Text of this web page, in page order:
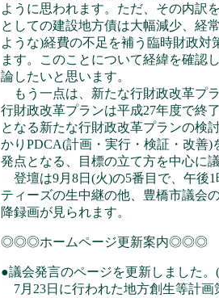
ように思われます。ただ、その内訳
としての建設地方債は大幅減少、経
ような)経費の不足を補う臨時財政対
ます。このことについて経緯を確認
論したいと思います。
もう一点は、新たな行財政改革プ
行財政改革プランは平成27年度で終
となる新たな行財政改革プランの検
かりPDCA(計画・実行・検証・改善)
発点となる、目標の立て方を中心に
登壇は9月8日(火)の5番目で、午後1
ティーズの生中継の他、豊橋市議会
降録画が見られます。
◎◎◎ホームページ更新案内◎◎◎
●議会発言のページを更新しました。
7月23日に行われた地方創生等計画